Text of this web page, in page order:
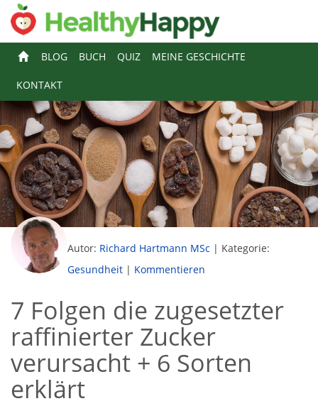
BLOG BUCH QUIZ MEINE GESCHICHTE
KONTAKT
Autor: Richard Hartmann MSc | Kategorie:
Gesundheit | Kommentieren
7 Folgen die zugesetzter
raffinierter Zucker
verursacht + 6 Sorten
erklärt